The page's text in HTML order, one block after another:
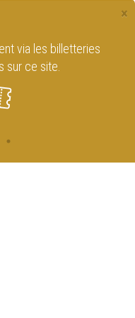
×
via les billetteries
sur ce site.